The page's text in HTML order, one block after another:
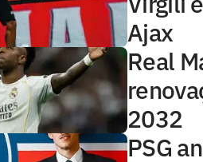
Ajax
Real
2032
PSG